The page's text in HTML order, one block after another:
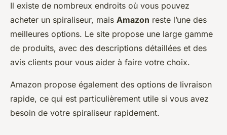
Il existe de nombreux endroits où vous pouvez
acheter un spiraliseur, mais Amazon reste l’une des
meilleures options. Le site propose une large gamme
de produits, avec des descriptions détaillées et des
avis clients pour vous aider à faire votre choix.
Amazon propose également des options de livraison
rapide, ce qui est particulièrement utile si vous avez
besoin de votre spiraliseur rapidement.